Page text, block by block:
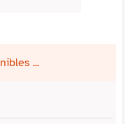
...